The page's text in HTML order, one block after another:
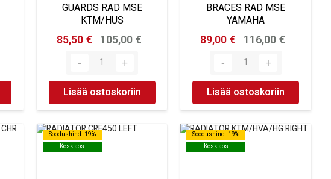
GUARDS RAD MSE
KTM/HUS
85,50 € 105,00 €
Lisää ostoskoriin
BRACES RAD MSE
YAMAHA
89,00 € 116,00 €
Lisää ostoskoriin
Soodushind -19%
Kesklaos
Soodushind -19%
Kesklaos
Soodushind -19%
Kesklaos
Soodushind -19%
Kesklaos